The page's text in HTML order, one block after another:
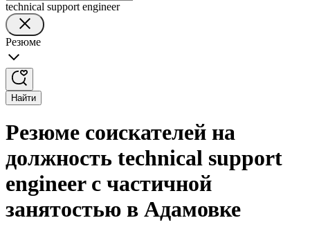
technical support engineer
Резюме
Найти
Резюме соискателей на
должность technical support
engineer с частичной
занятостью в Адамовке